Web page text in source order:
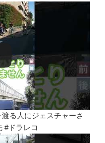
る人にジェスチャーさ
#ドラレコ